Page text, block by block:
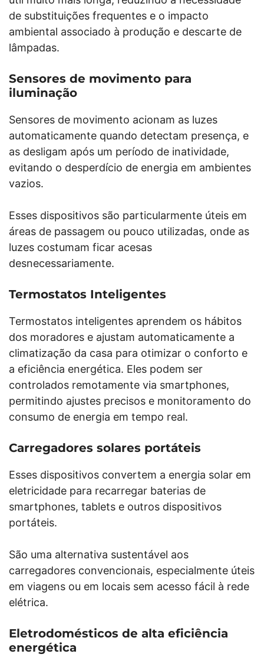
de substituições frequentes e o impacto
ambiental associado à produção e descarte de
lâmpadas.
Sensores de movimento para
iluminação
Sensores de movimento acionam as luzes
automaticamente quando detectam presença, e
as desligam após um período de inatividade,
evitando o desperdício de energia em ambientes
vazios.
Esses dispositivos são particularmente úteis em
áreas de passagem ou pouco utilizadas, onde as
luzes costumam ficar acesas
desnecessariamente.
Termostatos Inteligentes
Termostatos inteligentes aprendem os hábitos
dos moradores e ajustam automaticamente a
climatização da casa para otimizar o conforto e
a eficiência energética. Eles podem ser
controlados remotamente via smartphones,
permitindo ajustes precisos e monitoramento do
consumo de energia em tempo real.
Carregadores solares portáteis
Esses dispositivos convertem a energia solar em
eletricidade para recarregar baterias de
smartphones, tablets e outros dispositivos
portáteis.
São uma alternativa sustentável aos
carregadores convencionais, especialmente úteis
em viagens ou em locais sem acesso fácil à rede
elétrica.
Eletrodomésticos de alta eficiência
energética